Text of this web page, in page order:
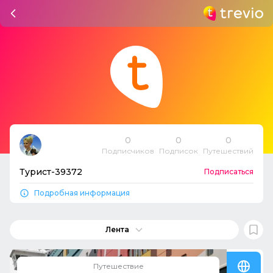
0
Подписчиков
0
Подписок
0
Путешествий
Турист-39372 Подписаться
Подробная информация
Лента
Путешествие